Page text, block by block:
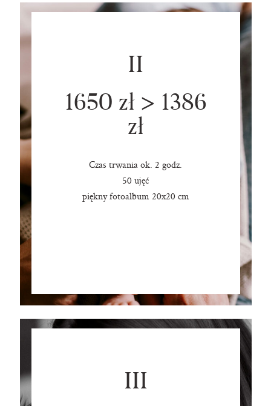
II
1650 zł > 1386
zł
Czas trwania ok. 2 godz.
50 ujęć
piękny fotoalbum 20x20 cm
III